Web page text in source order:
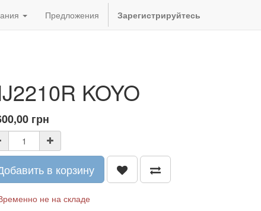
Предложения Зарегистрируйтесь
KOYO
грн
в корзину
не на складе